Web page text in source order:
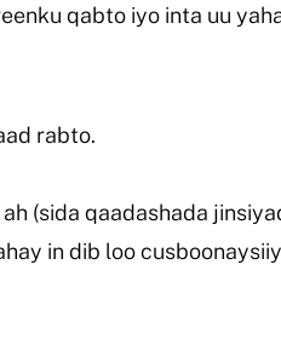
qabto iyo inta uu
rabto.
(sida qaadashada
in dib loo